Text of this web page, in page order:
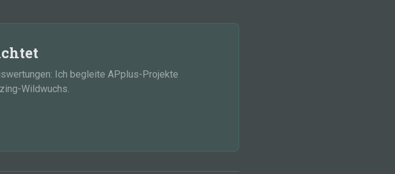
Ich begleite APplus-Projekte
Wildwuchs.